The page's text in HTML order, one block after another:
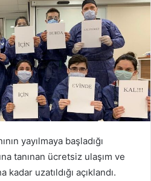
yayılmaya başladığı
tanınan ücretsiz ulaşım ve
kadar uzatıldığı açıklandı.